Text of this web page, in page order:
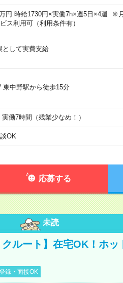
時給1730円×実働7h×週5日×4週 ※
ス利用可（利用条件有）
として実費支給
東中野駅から徒歩15分
働7時間（残業少なめ！）
OK
応募する
未読
ルート】在宅OK！ホッ
録・面接OK